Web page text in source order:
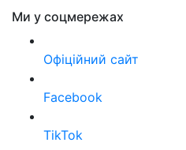
Ми у соцмережах
Офіційний сайт
Facebook
TikTok